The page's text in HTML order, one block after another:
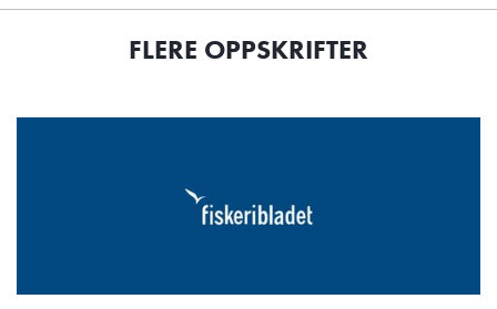
FLERE OPPSKRIFTER